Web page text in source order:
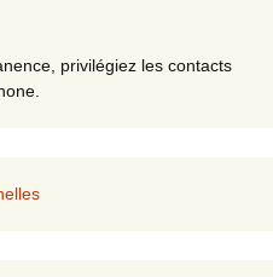
privilégiez les contacts